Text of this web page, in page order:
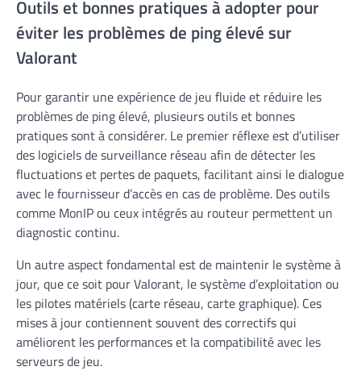
Outils et bonnes pratiques à adopter pour
éviter les problèmes de ping élevé sur
Valorant
Pour garantir une expérience de jeu fluide et réduire les
problèmes de ping élevé, plusieurs outils et bonnes
pratiques sont à considérer. Le premier réflexe est d’utiliser
des logiciels de surveillance réseau afin de détecter les
fluctuations et pertes de paquets, facilitant ainsi le dialogue
avec le fournisseur d’accès en cas de problème. Des outils
comme MonIP ou ceux intégrés au routeur permettent un
diagnostic continu.
Un autre aspect fondamental est de maintenir le système à
jour, que ce soit pour Valorant, le système d’exploitation ou
les pilotes matériels (carte réseau, carte graphique). Ces
mises à jour contiennent souvent des correctifs qui
améliorent les performances et la compatibilité avec les
serveurs de jeu.